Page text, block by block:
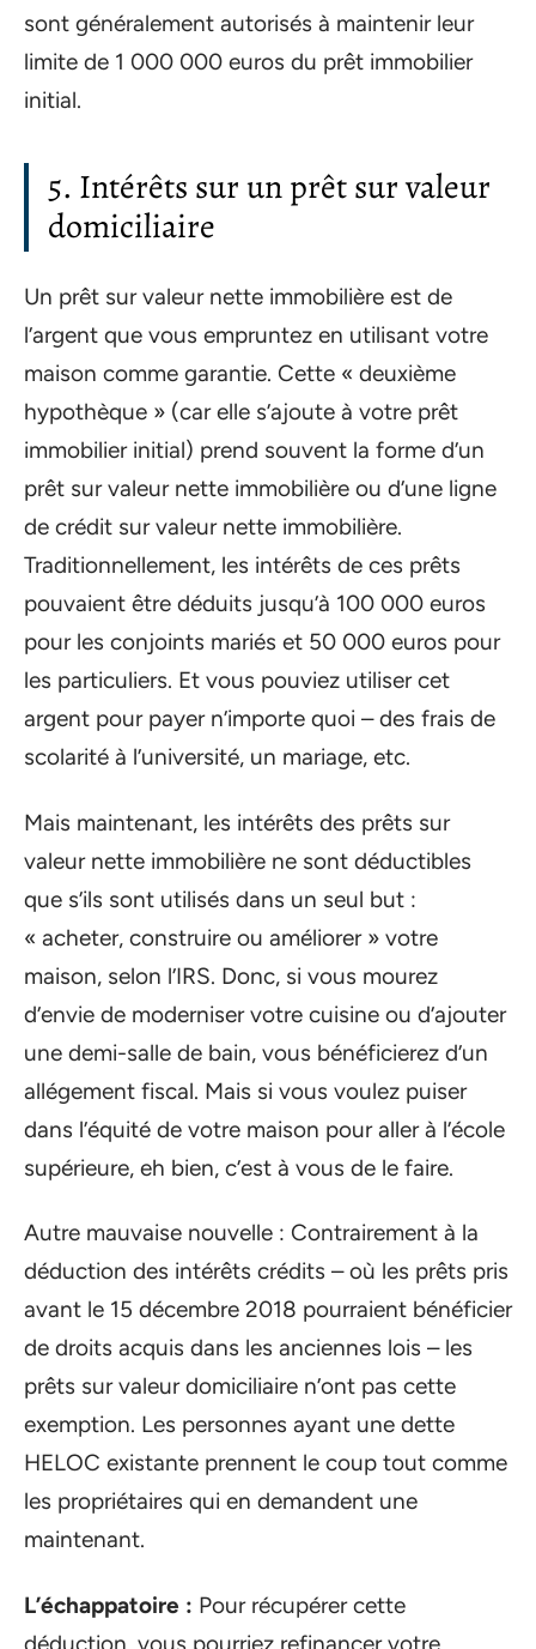
sont généralement autorisés à maintenir leur
limite de 1 000 000 euros du prêt immobilier
initial.
5. Intérêts sur un prêt sur valeur
domiciliaire
Un prêt sur valeur nette immobilière est de
l’argent que vous empruntez en utilisant votre
maison comme garantie. Cette « deuxième
hypothèque » (car elle s’ajoute à votre prêt
immobilier initial) prend souvent la forme d’un
prêt sur valeur nette immobilière ou d’une ligne
de crédit sur valeur nette immobilière.
Traditionnellement, les intérêts de ces prêts
pouvaient être déduits jusqu’à 100 000 euros
pour les conjoints mariés et 50 000 euros pour
les particuliers. Et vous pouviez utiliser cet
argent pour payer n’importe quoi – des frais de
scolarité à l’université, un mariage, etc.
Mais maintenant, les intérêts des prêts sur
valeur nette immobilière ne sont déductibles
que s’ils sont utilisés dans un seul but :
« acheter, construire ou améliorer » votre
maison, selon l’IRS. Donc, si vous mourez
d’envie de moderniser votre cuisine ou d’ajouter
une demi-salle de bain, vous bénéficierez d’un
allégement fiscal. Mais si vous voulez puiser
dans l’équité de votre maison pour aller à l’école
supérieure, eh bien, c’est à vous de le faire.
Autre mauvaise nouvelle : Contrairement à la
déduction des intérêts crédits – où les prêts pris
avant le 15 décembre 2018 pourraient bénéficier
de droits acquis dans les anciennes lois – les
prêts sur valeur domiciliaire n’ont pas cette
exemption. Les personnes ayant une dette
HELOC existante prennent le coup tout comme
les propriétaires qui en demandent une
maintenant.
L’échappatoire : Pour récupérer cette